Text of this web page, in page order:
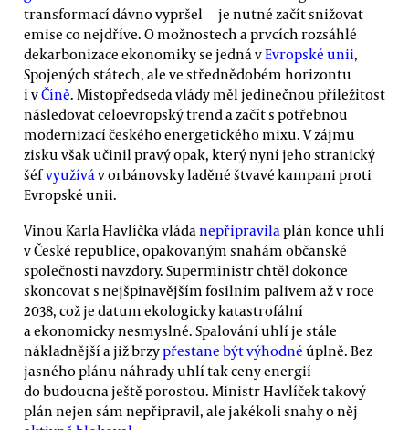
transformací dávno vypršel — je nutné začít snižovat
emise co nejdříve. O možnostech a prvcích rozsáhlé
dekarbonizace ekonomiky se jedná vEvropské unii,
Spojených státech, ale ve střednědobém horizontu
i vČíně. Místopředseda vlády měl jedinečnou příležitost
následovat celoevropský trend a začít s potřebnou
modernizací českého energetického mixu. V zájmu
zisku však učinil pravý opak, který nyní jeho stranický
šéfvyužívá v orbánovsky laděné štvavé kampani proti
Evropské unii.
Vinou Karla Havlíčka vládanepřipravilaplán konce uhlí
v České republice, opakovaným snahám občanské
společnosti navzdory. Superministr chtěl dokonce
skoncovat s nejšpinavějším fosilním palivem až v roce
2038, což je datum ekologicky katastrofální
a ekonomicky nesmyslné. Spalování uhlí je stále
nákladnější a již brzypřestane být výhodné úplně. Bez
jasného plánu náhrady uhlí tak ceny energií
do budoucna ještě porostou. Ministr Havlíček takový
plán nejen sám nepřipravil, ale jakékoli snahy o něj